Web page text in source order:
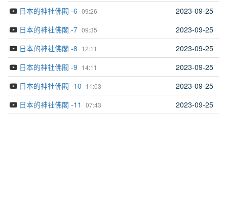
09:26
日本的神社佛閣 -6 2023-09-25
09:35
日本的神社佛閣 -7 2023-09-25
12:11
日本的神社佛閣 -8 2023-09-25
14:11
日本的神社佛閣 -9 2023-09-25
11:03
日本的神社佛閣 -10 2023-09-25
07:43
日本的神社佛閣 -11 2023-09-25